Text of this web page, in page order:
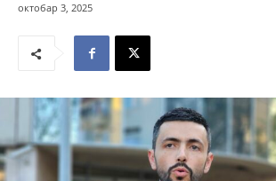
октобар 3, 2025